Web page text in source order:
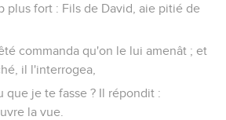
plus fort : Fils de David, aie pitié de
commanda qu'on le lui amenât ; et
il l'interrogea,
que je te fasse ? Il répondit :
la vue.